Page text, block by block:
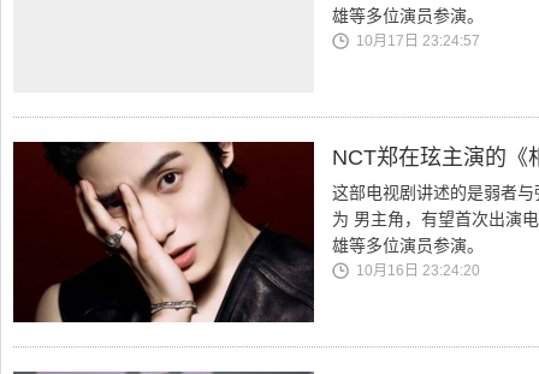
雄等多位演员参演。
10月17日 23:24:57
NCT郑在玹主演的《
这部电视剧讲述的是弱者
为 男主角，有望首次出演
雄等多位演员参演。
10月16日 23:24:20